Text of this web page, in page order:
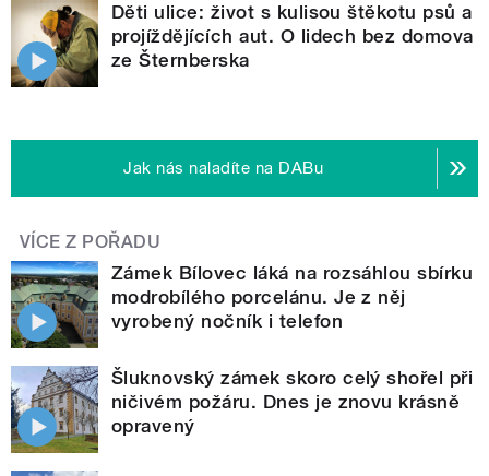
Děti ulice: život s kulisou štěkotu psů a
projíždějících aut. O lidech bez domova
ze Šternberska
Jak nás naladíte na DABu
VÍCE Z POŘADU
Zámek Bílovec láká na rozsáhlou sbírku
modrobílého porcelánu. Je z něj
vyrobený nočník i telefon
Šluknovský zámek skoro celý shořel při
ničivém požáru. Dnes je znovu krásně
opravený